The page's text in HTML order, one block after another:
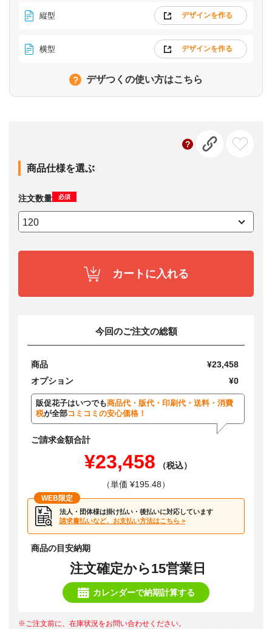
縦型 デザインを作る
横型 デザインを作る
デザつくの使い方はこちら
商品仕様を選ぶ
注文数量 必須
カートに入れる
今回のご注文の総額
商品
¥23,458
オプション
¥0
販促花子はいつでも商品代・版代・印刷代・送料・消費
税が全部コミコミの安心価格！
ご請求金額合計
¥23,458
（税込）
（単価 ¥195.48）
WEB限定
法人・団体様は掛け払い・後払いに対応しています
請求書払いなど、お支払い方法はこちら >
商品の目安納期
注文確定から15営業日
カレンダーで納期計算する
※ご注文前に、在庫状況をお問い合わせください。